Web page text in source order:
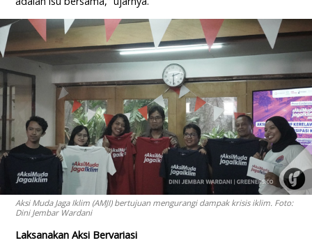
Aksi Muda Jaga Iklim (AMJI) bertujuan mengurangi dampak krisis iklim. Foto:
Dini Jembar Wardani
Laksanakan Aksi Bervariasi